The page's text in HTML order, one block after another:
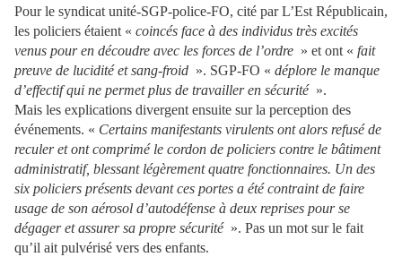
Pour le syndicat unité-SGP-police-FO, cité par L’Est Républicain,
les policiers étaient « coincés face à des individus très excités
venus pour en découdre avec les forces de l’ordre » et ont « fait
preuve de lucidité et sang-froid ». SGP-FO « déplore le manque
d’effectif qui ne permet plus de travailler en sécurité».
Mais les explications divergent ensuite sur la perception des
événements. « Certains manifestants virulents ont alors refusé de
reculer et ont comprimé le cordon de policiers contre le bâtiment
administratif, blessant légèrement quatre fonctionnaires. Un des
six policiers présents devant ces portes a été contraint de faire
usage de son aérosol d’autodéfense à deux reprises pour se
dégager et assurer sa propre sécurité». Pas un mot sur le fait
qu’il ait pulvérisé vers des enfants.